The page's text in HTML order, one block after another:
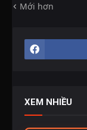
Mới hơn
XEM NHIỀU